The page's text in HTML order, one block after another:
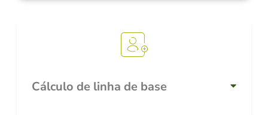
Cálculo de linha de base